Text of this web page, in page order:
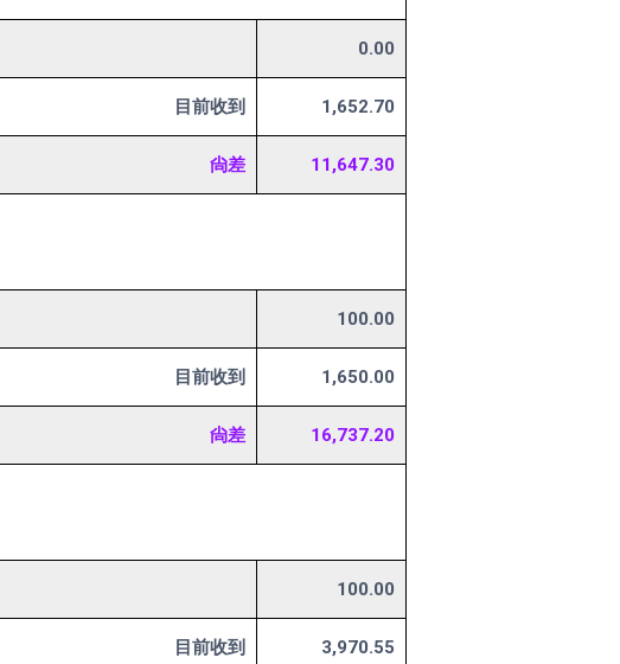
0.00
目前收到 1,652.70
尙差 11,647.30
100.00
目前收到 1,650.00
尙差 16,737.20
100.00
目前收到 3,970.55